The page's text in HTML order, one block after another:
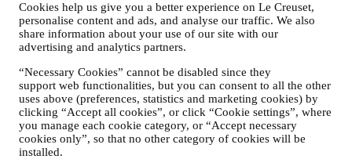
Cookies help us give you a better experience on Le Creuset,
personalise content and ads, and analyse our traffic. We also
share information about your use of our site with our
advertising and analytics partners.
“Necessary Cookies” cannot be disabled since they
support web functionalities, but you can consent to all the other
uses above (preferences, statistics and marketing cookies) by
clicking “Accept all cookies”, or click “Cookie settings”, where
you manage each cookie category, or “Accept necessary
cookies only”, so that no other category of cookies will be
installed.
liées à notre relation contractuelle avec vous, telles que la
comptabilité, la facturation et certaines vérifications, la
vérification des paiements par carte, le dépistage de la fraude,
la sécurité, la sécurisation et les tests de nos systèmes, la
maintenance et les analyses statistiques. Occasionnellement,
nous pourrons avoir à vous contacter pour des raisons
administratives ou opérationnelles, comme par exemple
l’envoi d’une confirmation de commande. Nous utiliserons
aussi vos données personnelles pour répondre à vos demandes
transmises par notre Site web ou par d’autres canaux. Cette
activité de traitement est requise pour nous permettre de